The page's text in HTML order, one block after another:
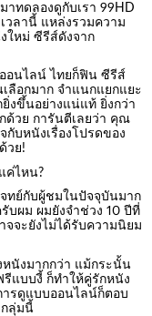
าทดลองดูกับเรา 99HD
วลานี้ แหล่งรวมความ
ใหม่ ซีรีส์ดังจาก
อนไลน์ ไทยก็ฟิน ซีรีส์
ลือกมาก จำแนกแยกแยะ
งขึ้นอย่างแน่แท้ ยิ่งกว่า
ด้วย การันตีเลยว่า คุณ
กับหนังเรื่องโปรดของ
วย!
ค่ไหน?
ทย์กับผู้ชมในปัจจุบันมาก
บผม ผมยังจำช่วง 10 ปีที่
จจะยังไม่ได้รับความนิยม
หนังมากกว่า แม้กระนั้น
แบบงี้ ก็ทำให้คู่รักหนัง
ารดูแบบออนไลน์ก็ตอบ
ลุ่มนี้